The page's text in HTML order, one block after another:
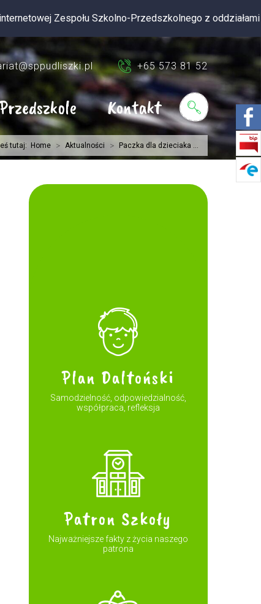
Zespołu Szkolno-Przedszkolnego z oddziałami
+65 573 81 52
Przedszkole Kontakt
tutaj: Home > Aktualności > Paczka dla dzieciaka ...
Plan Daltoński
Samodzielność, odpowiedzialność,
współpraca, refleksja
Patron Szkoły
Najważniejsze fakty z życia naszego
patrona